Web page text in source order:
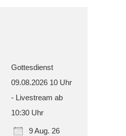
Gottesdienst
09.08.2026 10 Uhr
- Livestream ab
10:30 Uhr
9 Aug. 26